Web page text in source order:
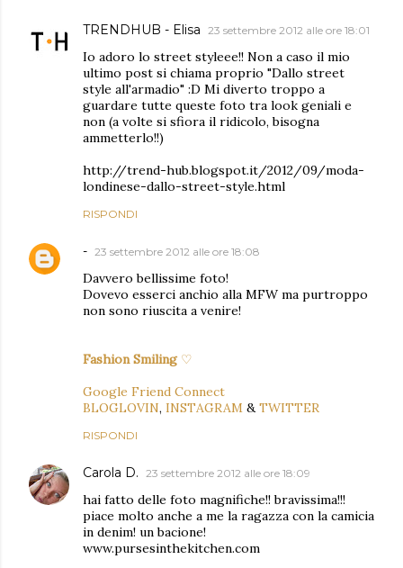
TRENDHUB - Elisa 23 settembre 2012 alle ore 18:01
Io adoro lo street styleee!! Non a caso il mio
ultimo post si chiama proprio "Dallo street
style all'armadio" :D Mi diverto troppo a
guardare tutte queste foto tra look geniali e
non (a volte si sfiora il ridicolo, bisogna
ammetterlo!!)
http://trend-hub.blogspot.it/2012/09/moda-
londinese-dallo-street-style.html
RISPONDI
- 23 settembre 2012 alle ore 18:08
Davvero bellissime foto!
Dovevo esserci anchio alla MFW ma purtroppo
non sono riuscita a venire!
Fashion Smiling♡
Google Friend Connect
BLOGLOVIN, INSTAGRAM &TWITTER
RISPONDI
Carola D. 23 settembre 2012 alle ore 18:09
hai fatto delle foto magnifiche!! bravissima!!!
piace molto anche a me la ragazza con la camicia
in denim! un bacione!
www.pursesinthekitchen.com